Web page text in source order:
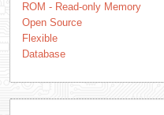
ROM - Read-only Memory
Open Source
Flexible
Database